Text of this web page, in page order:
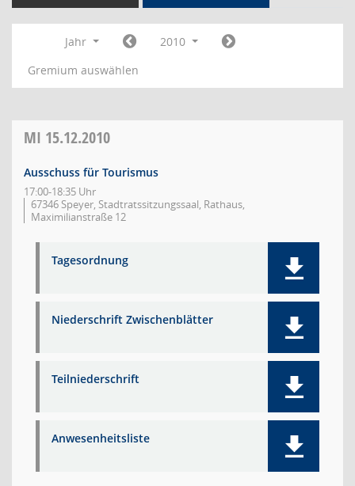
Jahr
2010
Gremium auswählen
MI 15.12.2010
Ausschuss für Tourismus
17:00-18:35 Uhr
67346 Speyer, Stadtratssitzungssaal, Rathaus,
Maximilianstraße 12
Tagesordnung
Niederschrift Zwischenblätter
Teilniederschrift
Anwesenheitsliste